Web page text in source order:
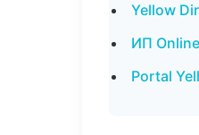
Yellow
ИП
Portal